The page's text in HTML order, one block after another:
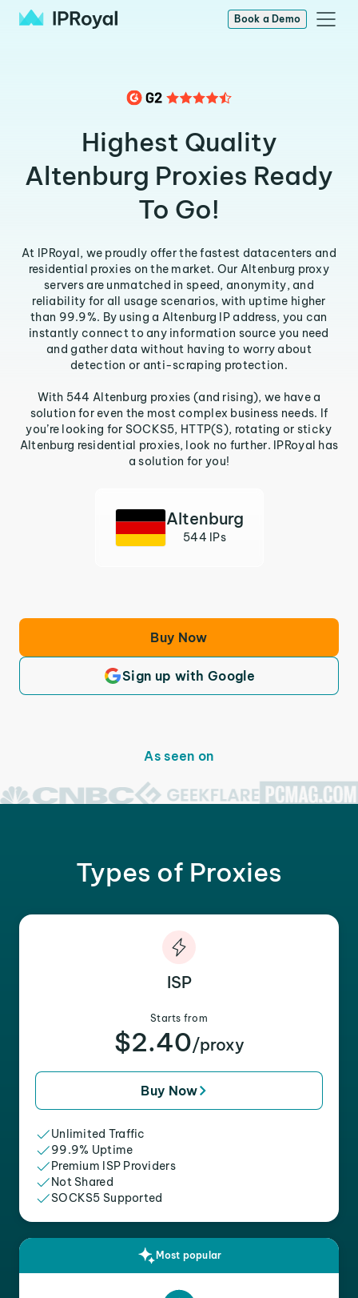
Book a Demo
Highest Quality
Altenburg Proxies Ready
To Go!
At IPRoyal, we proudly offer the fastest datacenters and
residential proxies on the market. Our Altenburg proxy
servers are unmatched in speed, anonymity, and
reliability for all usage scenarios, with uptime higher
than 99.9%. By using a Altenburg IP address, you can
instantly connect to any information source you need
and gather data without having to worry about
detection or anti-scraping protection.
With 544 Altenburg proxies (and rising), we have a
solution for even the most complex business needs. If
you’re looking for SOCKS5, HTTP(S), rotating or sticky
Altenburg residential proxies, look no further. IPRoyal has
a solution for you!
Altenburg
544 IPs
Buy Now
Sign up with Google
As seen on
Types of Proxies
ISP
Starts from
$2.40/proxy
Buy Now
Unlimited Traffic
99.9% Uptime
Premium ISP Providers
Not Shared
SOCKS5 Supported
Most popular